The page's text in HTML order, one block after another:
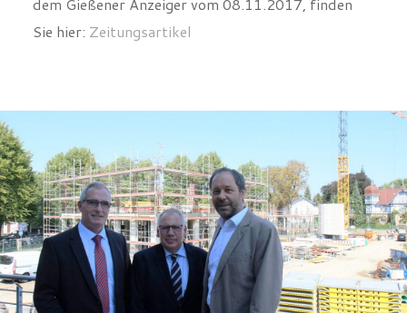
Sie hier: Zeitungsartikel